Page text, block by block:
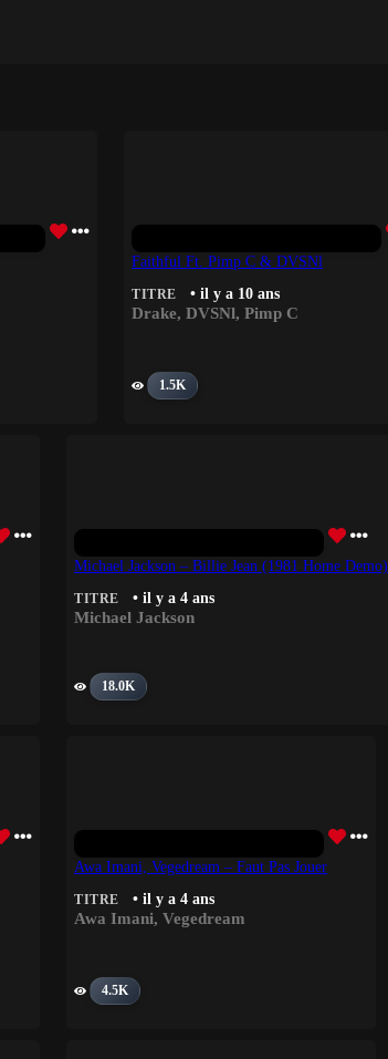
Faithful Ft. Pimp C & DVSNl
TITRE • il y a 10 ans
Drake, DVSNl, Pimp C
1.5K
Michael Jackson – Billie Jean (1981 Home Demo)
TITRE • il y a 4 ans
Michael Jackson
18.0K
Awa Imani, Vegedream – Faut Pas Jouer
TITRE • il y a 4 ans
Awa Imani, Vegedream
4.5K